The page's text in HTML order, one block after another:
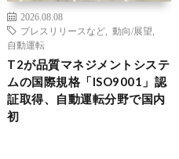
2026.08.08
プレスリリースなど
動向/展望
自動運転
T2が品質マネジメントシステ
ムの国際規格「ISO9001」認
証取得、自動運転分野で国内
初